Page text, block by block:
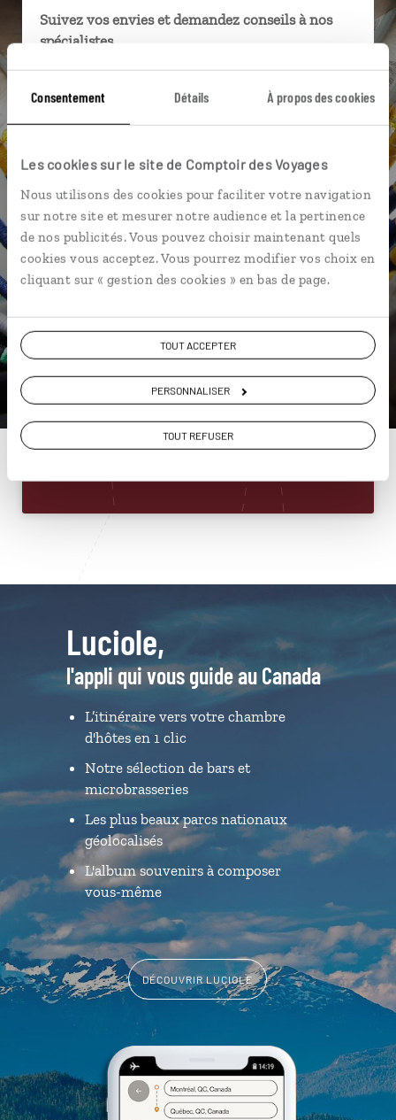
Consentement Détails À propos des cookies
Les cookies sur le site de Comptoir des Voyages
Nous utilisons des cookies pour faciliter votre navigation
sur notre site et mesurer notre audience et la pertinence
de nos publicités. Vous pouvez choisir maintenant quels
cookies vous acceptez. Vous pourrez modifier vos choix en
cliquant sur « gestion des cookies » en bas de page.
TOUT ACCEPTER
PERSONNALISER
TOUT REFUSER
Suivez vos envies et demandez conseils à nos
spécialistes
près de vos envies et de la réalité du pays.
Échangez en face à face ou depuis nos studios
téléphone.
Vous gardez le même interlocuteur avant,
pendant et après votre voyage.
DEMANDER UN DEVIS
ou
Construisez votre voyage avec un spécialiste Canada
01 85 08 22 90
Luciole,
l'appli qui vous guide au Canada
L’itinéraire vers votre chambre
d'hôtes en 1 clic
Notre sélection de bars et
microbrasseries
Les plus beaux parcs nationaux
géolocalisés
L'album souvenirs à composer
vous-même
DÉCOUVRIR LUCIOLE